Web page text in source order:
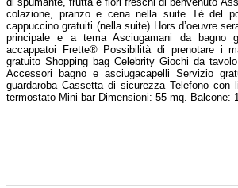
colazione, pranzo e cena nella suite Tè del
cappuccino gratuiti (nella suite) Hors d’oeuvre
principale e a tema Asciugamani da bagno
accappatoi Frette® Possibilità di prenotare i
gratuito Shopping bag Celebrity Giochi da
Accessori bagno e asciugacapelli Servizio
guardaroba Cassetta di sicurezza Telefono
termostato Mini bar Dimensioni: 55 mq. Balcone: